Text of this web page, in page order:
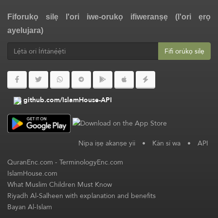
Fiforukọ silẹ l'ori iwe-orukọ ifiweranṣẹ (l'ori ẹrọ
ayelujara)
Fífi orúkọ silẹ
github.com/IslamHouse-API
Nipa iṣẹ akanṣe yii • Kàn sí wa • API
QuranEnc.com-TerminologyEnc.com
IslamHouse.com
What Muslim Children Must Know
Riyadh Al-Salheen with explanation and benefits
Bayan Al-Islam